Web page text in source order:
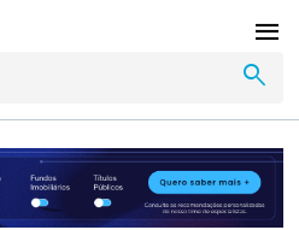
menu
search